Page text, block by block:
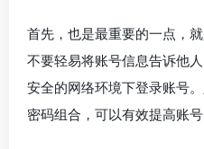
首先，也是最重要的一点，
不要轻易将账号信息告诉他
安全的网络环境下登录账号
密码组合，可以有效提高账号